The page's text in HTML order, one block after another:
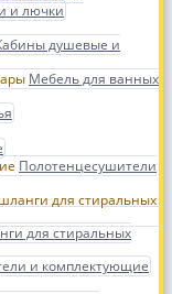
и лючки
душевые и
Мебель для ванных
Полотенцесушители
для стиральных
и комплектующие